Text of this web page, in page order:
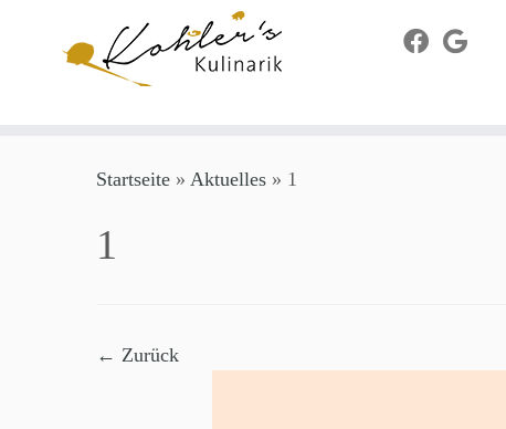
Startseite » Aktuelles » 1
1
← Zurück